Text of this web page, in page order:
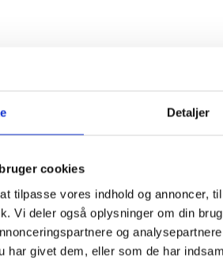
Detaljer
cookies
tilpasse vores indhold og annoncer,
Vi deler også oplysninger om din
og
har givet dem, eller som de har